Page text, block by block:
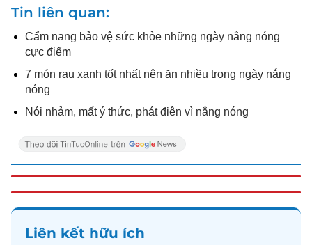
Tin liên quan
Cẩm nang bảo vệ sức khỏe những ngày nắng nóng
cực điểm
7 món rau xanh tốt nhất nên ăn nhiều trong ngày nắng
nóng
Nói nhảm, mất ý thức, phát điên vì nắng nóng
Liên kết hữu ích